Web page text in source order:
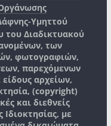
Υμηττού
του Διαδικτυακού
των
φωτογραφιών,
παρεχόμενων
αρχείων,
(copyright)
και διεθνείς
Ιδιοκτησίας, με